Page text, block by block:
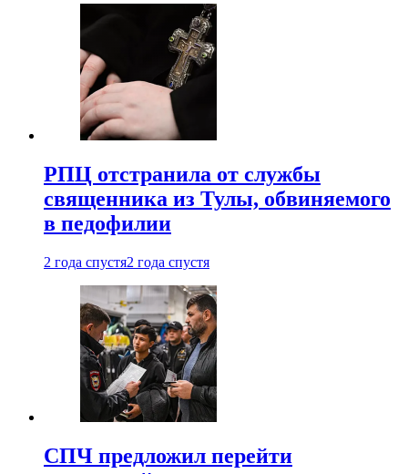
РПЦ отстранила от службы
священника из Тулы, обвиняемого
в педофилии
2 года спустя2 года спустя
СПЧ предложил перейти